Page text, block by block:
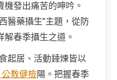
發出痛苦的呻吟。
醫藥攝生”主題，從防
春季攝生之道。
起居、活動錘煉皆以
教健檢陽。把握春季